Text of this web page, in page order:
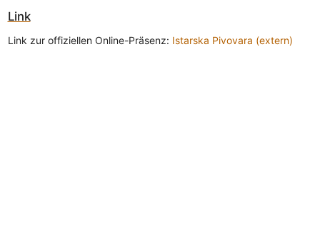
Link
Link zur offiziellen Online-Präsenz: Istarska Pivovara (extern)